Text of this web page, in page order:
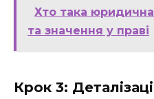
Хто така
та значення у праві
Крок 3: